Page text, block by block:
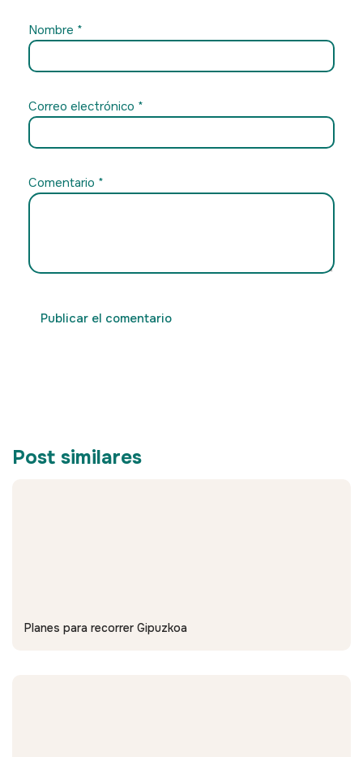
Nombre *
Correo electrónico *
Comentario *
Post similares
Planes para recorrer Gipuzkoa